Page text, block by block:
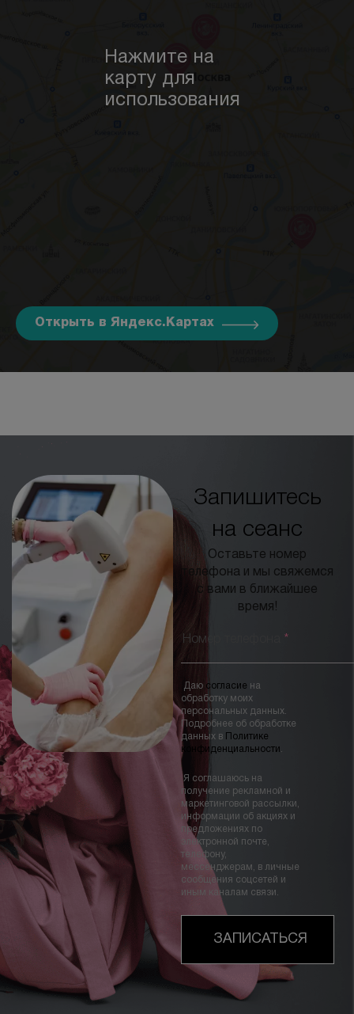
Открыть в Яндекс.Картах
Нажмите на
карту для
использования
Запишитесь
на сеанс
Оставьте номер
телефона и мы свяжемся
с вами в ближайшее
время!
Номер телефона *
Даю согласие на
обработку моих
персональных данных.
Подробнее об обработке
данных в
Политике
конфиденциальности
Я соглашаюсь на
получение рекламной и
маркетинговой рассылки,
информации об акциях и
предложениях по
электронной почте,
телефону,
мессенджерам, в личные
сообщения соцсетей и
иным каналам связи.
ЗАПИСАТЬСЯ